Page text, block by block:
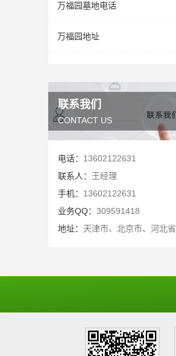
万福园墓地电话
万福园地址
联系我们
CONTACT US
电话： 13602122631
联系人： 王经理
手机： 13602122631
业务QQ： 309591418
地址： 天津市、北京市、河北省